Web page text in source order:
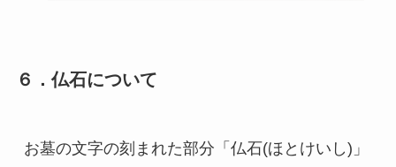
６．仏石について
お墓の文字の刻まれた部分「仏石(ほとけいし)」